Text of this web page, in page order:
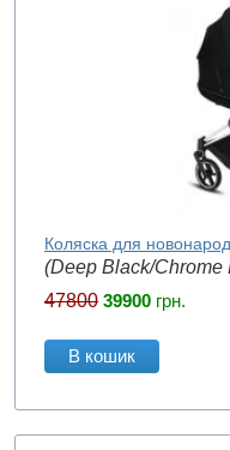
Коляска для
(Deep Black/Chrome
47800 39900 грн.
В кошик